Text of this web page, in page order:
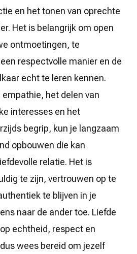
en het tonen van oprechte
Het is belangrijk om open
ontmoetingen, te
respectvolle manier en de
echt te leren kennen.
het delen van
interesses en het
begrip, kun je langzaam
opbouwen die kan
relatie. Het is
te zijn, vertrouwen op te
te blijven in je
naar de ander toe. Liefde
echtheid, respect en
wees bereid om jezelf